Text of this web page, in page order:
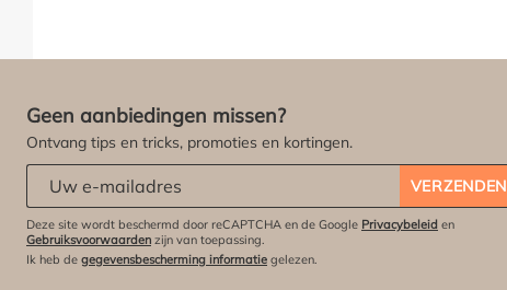
Geen aanbiedingen missen?
Ontvang tips en tricks, promoties en kortingen.
VERZENDEN
Deze site wordt beschermd door reCAPTCHA en de Google Privacybeleid en
Gebruiksvoorwaarden zijn van toepassing.
Ik heb de gegevensbescherming informatie gelezen.